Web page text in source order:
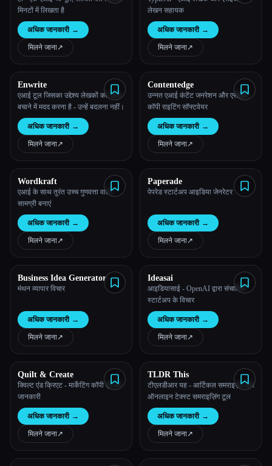
मिनटों में लिखता है
अधिक जानकारी →
मिलने जाना↗︎
लेखन सहायक
अधिक जानकारी →
मिलने जाना↗︎
Enwrite
एआई टूल जिसका उद्देश्य लेखकों को समय
बचाने में मदद करना है - उन्हें बदलना नहीं।
अधिक जानकारी →
मिलने जाना↗︎
Contentedge
उन्नत एआई कंटेंट जनरेशन और एसईओ
कॉपी राइटिंग सॉफ्टवेयर
अधिक जानकारी →
मिलने जाना↗︎
Wordkraft
एआई के साथ तुरंत उच्च गुणवत्ता वाली
सामग्री बनाएं
अधिक जानकारी →
मिलने जाना↗︎
Paperade
पेपरेड स्टार्टअप आइडिया जेनरेटर
अधिक जानकारी →
मिलने जाना↗︎
Business Idea Generator
मंथन व्यापार विचार
अधिक जानकारी →
मिलने जाना↗︎
Ideasai
आइडियासाई - OpenAI द्वारा संचालित
स्टार्टअप के विचार
अधिक जानकारी →
मिलने जाना↗︎
Quilt & Create
क्विल्ट एंड क्रिएट - मार्केटिंग कॉपी ऐप की
जानकारी
अधिक जानकारी →
मिलने जाना↗︎
TLDR This
टीएलडीआर यह - आर्टिकल समराइज़र और
ऑनलाइन टेक्स्ट समराइज़िंग टूल
अधिक जानकारी →
मिलने जाना↗︎